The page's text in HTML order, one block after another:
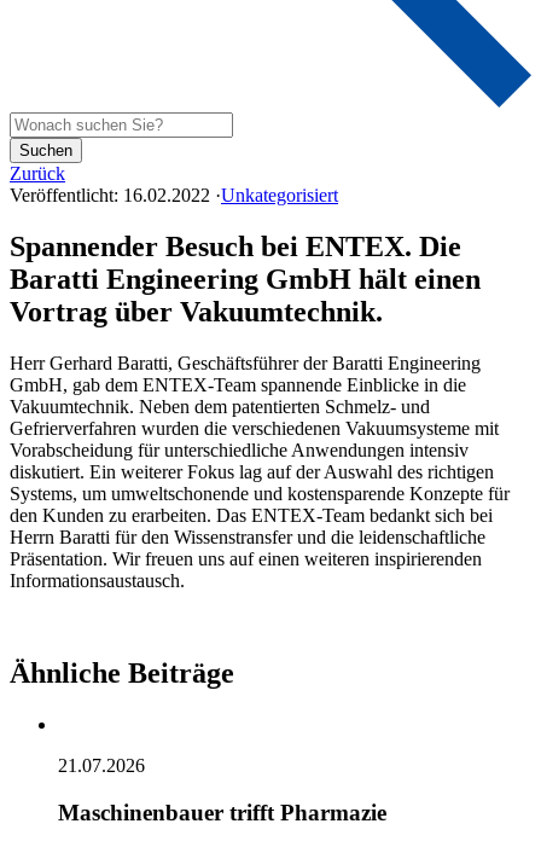
Suchen
Zurück
Veröffentlicht: 16.02.2022 ·Unkategorisiert
Spannender Besuch bei ENTEX. Die
Baratti Engineering GmbH hält einen
Vortrag über Vakuumtechnik.
Herr Gerhard Baratti, Geschäftsführer der Baratti Engineering
GmbH, gab dem ENTEX-Team spannende Einblicke in die
Vakuumtechnik. Neben dem patentierten Schmelz- und
Gefrierverfahren wurden die verschiedenen Vakuumsysteme mit
Vorabscheidung für unterschiedliche Anwendungen intensiv
diskutiert. Ein weiterer Fokus lag auf der Auswahl des richtigen
Systems, um umweltschonende und kostensparende Konzepte für
den Kunden zu erarbeiten. Das ENTEX-Team bedankt sich bei
Herrn Baratti für den Wissenstransfer und die leidenschaftliche
Präsentation. Wir freuen uns auf einen weiteren inspirierenden
Informationsaustausch.
Ähnliche Beiträge
21.07.2026
Maschinenbauer trifft Pharmazie